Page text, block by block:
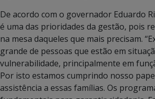
De acordo com o governador Eduardo
é uma das prioridades da gestão, pois
na mesa daqueles que mais precisam.
grande de pessoas que estão em
vulnerabilidade, principalmente em
Por isto estamos cumprindo nosso
assistência a essas famílias. Os